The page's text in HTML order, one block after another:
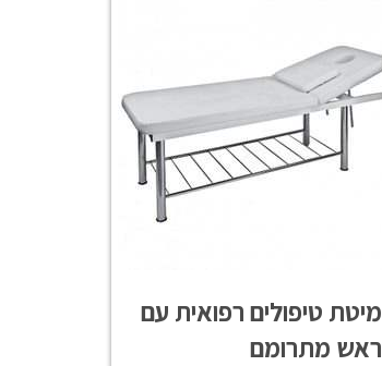
מיטת טיפולים רפואית עם
ראש מתרומם